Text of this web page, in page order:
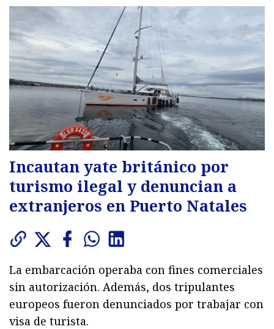
Incautan yate británico por
turismo ilegal y denuncian a
extranjeros en Puerto Natales
La embarcación operaba con fines comerciales
sin autorización. Además, dos tripulantes
europeos fueron denunciados por trabajar con
visa de turista.